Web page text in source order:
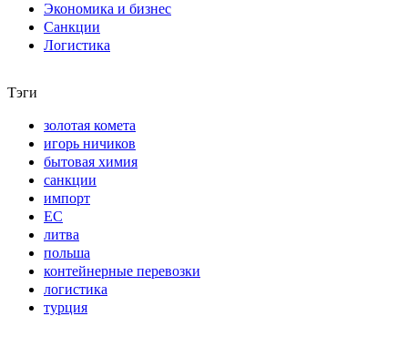
Экономика и бизнес
Санкции
Логистика
Тэги
золотая комета
игорь ничиков
бытовая химия
санкции
импорт
ЕС
литва
польша
контейнерные перевозки
логистика
турция